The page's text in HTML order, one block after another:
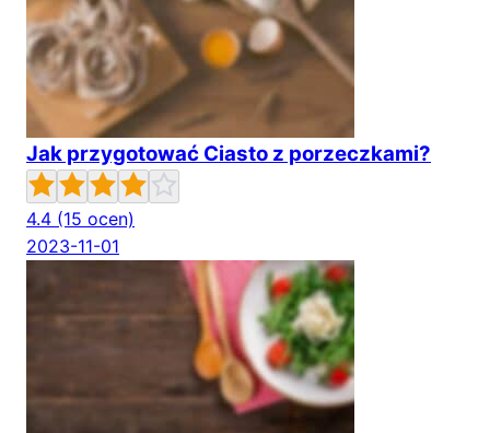
Jak przygotować Ciasto z porzeczkami?
4.4 (15 ocen)
2023-11-01